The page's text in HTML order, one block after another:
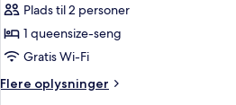
Standardværelse
-
1
seng
Plads til 2 personer
1 queensize-seng
Gratis Wi-Fi
Flere oplysninger
Flere